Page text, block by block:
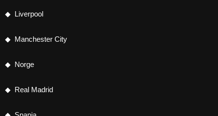
Liverpool
Manchester City
Norge
Real Madrid